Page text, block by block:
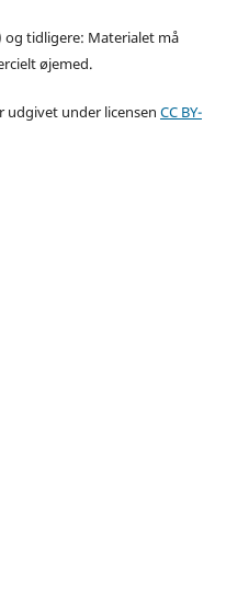
og tidligere: Materialet må
øjemed.
under licensen CC BY-